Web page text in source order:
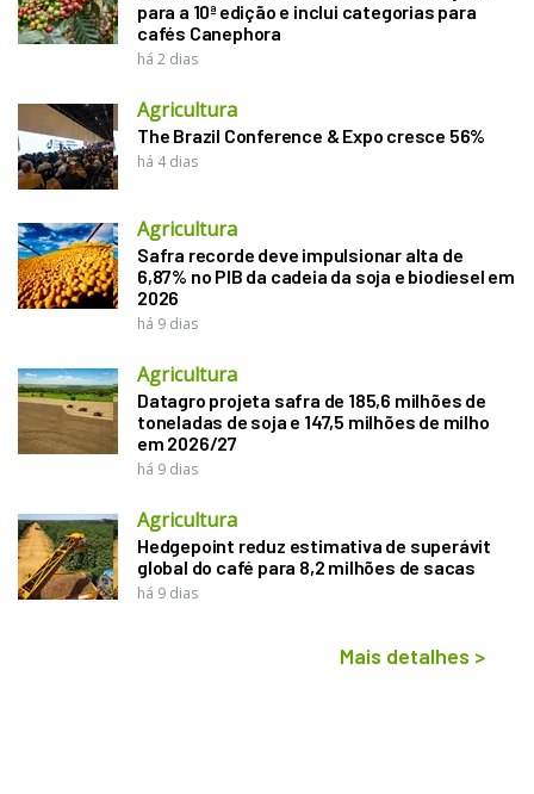
para a 10ª edição e inclui categorias para
cafés Canephora
há 2 dias
Agricultura
The Brazil Conference & Expo cresce 56%
há 4 dias
Agricultura
Safra recorde deve impulsionar alta de
6,87% no PIB da cadeia da soja e biodiesel em
2026
há 9 dias
Agricultura
Datagro projeta safra de 185,6 milhões de
toneladas de soja e 147,5 milhões de milho
em 2026/27
há 9 dias
Agricultura
Hedgepoint reduz estimativa de superávit
global do café para 8,2 milhões de sacas
há 9 dias
Mais detalhes >